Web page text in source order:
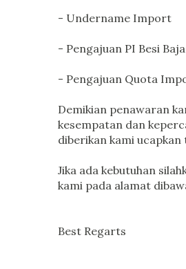
- Undername Import
- Pengajuan PI Besi Baja
- Pengajuan Quota
Demikian penawaran
kesempatan dan
diberikan kami ucapkan
Jika ada kebutuhan
kami pada alamat
Best Regarts